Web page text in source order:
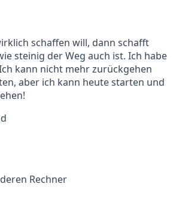
schaffen will, dann schafft
steinig der Weg auch ist. Ich habe
kann nicht mehr zurückgehen
aber ich kann heute starten und
Rechner